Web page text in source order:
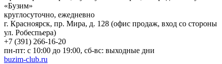
«Бузим»
круглосуточно, ежедневно
г. Красноярск, пр. Мира, д. 128 (офис продаж, вход со стороны
ул. Робеспьера)
+7 (391) 266-16-20
пн-пт: с 10:00 до 19:00, сб-вс: выходные дни
buzim-club.ru